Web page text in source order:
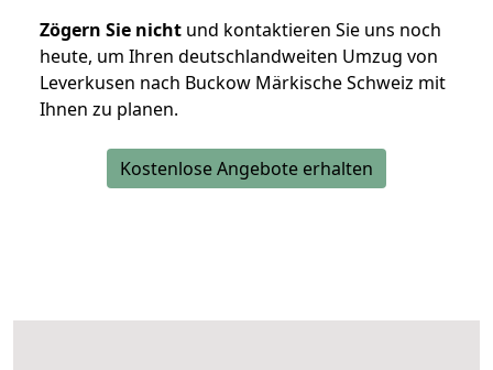
Zögern Sie nicht und kontaktieren Sie uns noch
heute, um Ihren deutschlandweiten Umzug von
Leverkusen nach Buckow Märkische Schweiz mit
Ihnen zu planen.
Kostenlose Angebote erhalten